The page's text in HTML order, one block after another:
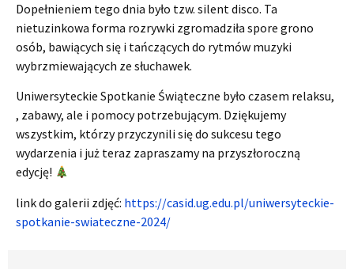
Dopełnieniem tego dnia było tzw. silent disco. Ta
nietuzinkowa forma rozrywki zgromadziła spore grono
osób, bawiących się i tańczących do rytmów muzyki
wybrzmiewających ze słuchawek.
Uniwersyteckie Spotkanie Świąteczne było czasem relaksu,
, zabawy, ale i pomocy potrzebującym. Dziękujemy
wszystkim, którzy przyczynili się do sukcesu tego
wydarzenia i już teraz zapraszamy na przyszłoroczną
edycję!
link do galerii zdjęć: https://casid.ug.edu.pl/uniwersyteckie-
spotkanie-swiateczne-2024/